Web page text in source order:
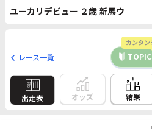
ユーカリデビュー ２歳 新馬ウ
レース一覧
カンタン
出走表 オッズ 結果